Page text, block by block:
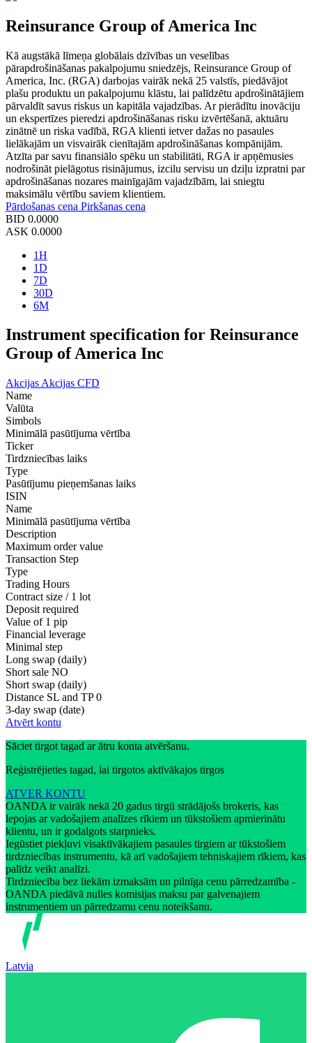
Reinsurance Group of America Inc
Kā augstākā līmeņa globālais dzīvības un veselības
pārapdrošināšanas pakalpojumu sniedzējs, Reinsurance Group of
America, Inc. (RGA) darbojas vairāk nekā 25 valstīs, piedāvājot
plašu produktu un pakalpojumu klāstu, lai palīdzētu apdrošinātājiem
pārvaldīt savus riskus un kapitāla vajadzības. Ar pierādītu inovāciju
un ekspertīzes pieredzi apdrošināšanas risku izvērtēšanā, aktuāru
zinātnē un riska vadībā, RGA klienti ietver dažas no pasaules
lielākajām un visvairāk cienītajām apdrošināšanas kompānijām.
Atzīta par savu finansiālo spēku un stabilitāti, RGA ir apņēmusies
nodrošināt pielāgotus risinājumus, izcilu servisu un dziļu izpratni par
apdrošināšanas nozares mainīgajām vajadzībām, lai sniegtu
maksimālu vērtību saviem klientiem.
Pārdošanas cena Pirkšanas cena
BID 0.0000
ASK 0.0000
1H
1D
7D
30D
6M
Instrument specification for Reinsurance
Group of America Inc
Akcijas Akcijas CFD
Name
Valūta
Simbols
Minimālā pasūtījuma vērtība
Ticker
Tirdzniecības laiks
Type
Pasūtījumu pieņemšanas laiks
ISIN
Name
Minimālā pasūtījuma vērtība
Description
Maximum order value
Transaction Step
Type
Trading Hours
Contract size / 1 lot
Deposit required
Value of 1 pip
Financial leverage
Minimal step
Long swap (daily)
Short sale NO
Short swap (daily)
Distance SL and TP 0
3-day swap (date)
Atvērt kontu
Sāciet tirgot tagad ar ātru konta atvēršanu.
Reģistrējieties tagad, lai tirgotos aktīvākajos tirgos
ATVER KONTU
OANDA ir vairāk nekā 20 gadus tirgū strādājošs brokeris, kas
lepojas ar vadošajiem analīzes rīkiem un tūkstošiem apmierinātu
klientu, un ir godalgots starpnieks.
Iegūstiet piekļuvi visaktīvākajiem pasaules tirgiem ar tūkstošiem
tirdzniecības instrumentu, kā arī vadošajiem tehniskajiem rīkiem, kas
palīdz veikt analīzi.
Tirdzniecība bez liekām izmaksām un pilnīga cenu pārredzamība -
OANDA piedāvā nulles komisijas maksu par galvenajiem
instrumentiem un pārredzamu cenu noteikšanu.
Latvia